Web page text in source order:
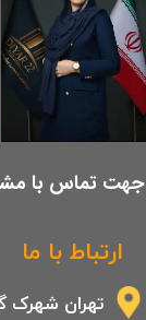
ارتباط با ما
تهران شهرک
​جهت تماس با